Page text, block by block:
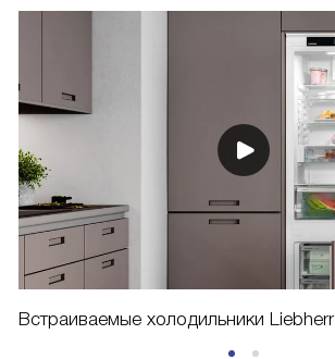
Встраиваемые холодильники Liebherr